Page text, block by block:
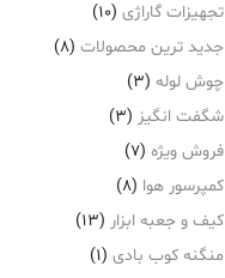
تجهیزات گاراژی (10)
جدید ترین محصولات (8)
چوش لوله (3)
شگفت انگیز (3)
فروش ویژه (7)
کمپرسور هوا (8)
کیف و جعبه ابزار (13)
منگنه کوب بادی (1)